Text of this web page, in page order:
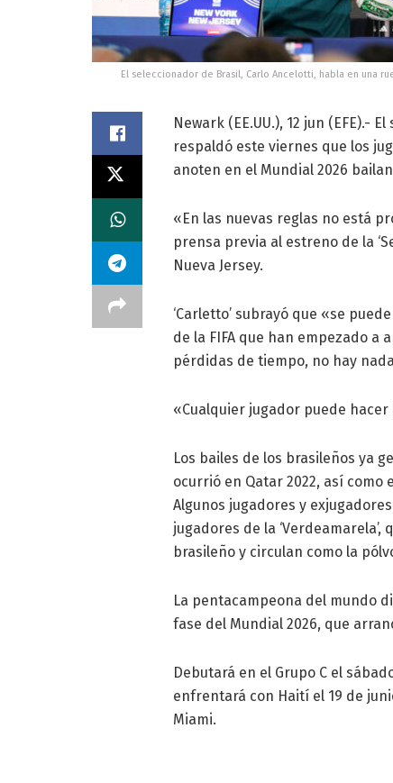
El seleccionador de Brasil, Carlo Ancelotti, habla en una
Newark (EE.UU.), 12 jun (EFE).-
respaldó este viernes que los
anoten en el Mundial 2026
«En las nuevas reglas no está
prensa previa al estreno de la
Nueva Jersey.
‘Carletto’ subrayó que «se
de la FIFA que han empezado a
pérdidas de tiempo, no hay
«Cualquier jugador puede
Los bailes de los brasileños ya
ocurrió en Qatar 2022, así
Algunos jugadores y
jugadores de la
brasileño y circulan como la
La pentacampeona del mundo
fase del Mundial 2026, que
Debutará en el Grupo C el
enfrentará con Haití el 19 de
Miami.